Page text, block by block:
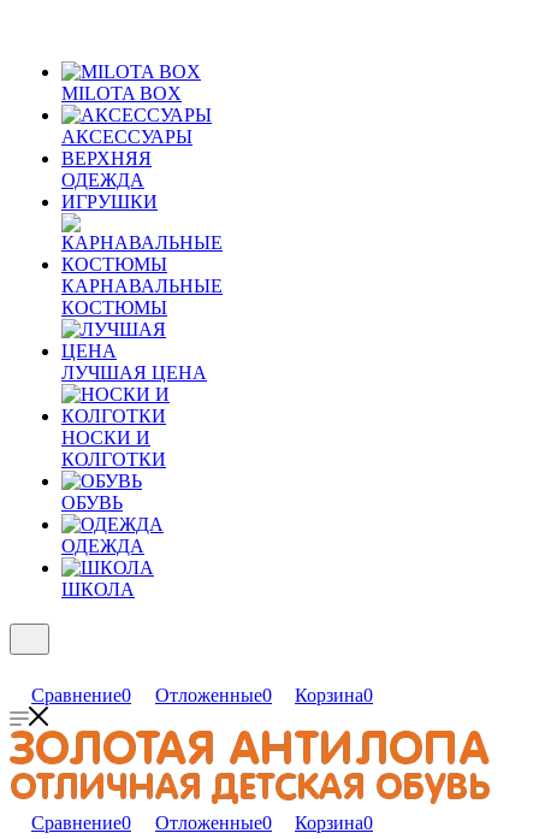
MILOTA BOX
АКСЕССУАРЫ
ВЕРХНЯЯ
ОДЕЖДА
ИГРУШКИ
КАРНАВАЛЬНЫЕ
КОСТЮМЫ
ЛУЧШАЯ ЦЕНА
НОСКИ И
КОЛГОТКИ
ОБУВЬ
ОДЕЖДА
ШКОЛА
Сравнение0 Отложенные0 Корзина0
Сравнение0 Отложенные0 Корзина0